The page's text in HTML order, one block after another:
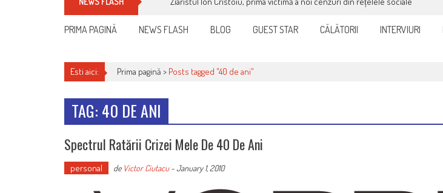
PRIMA PAGINĂ NEWS FLASH BLOG GUEST STAR CĂLĂTORII INTERVIURI
Esti aici: Prima pagină > Posts tagged "40 de ani"
TAG: 40 DE ANI
Spectrul Ratării Crizei Mele De 40 De Ani
personal de Victor Ciutacu-January 1, 2010